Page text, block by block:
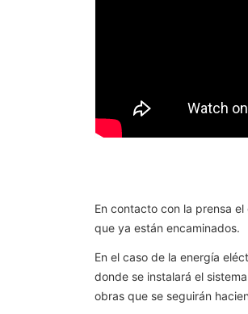
En contacto con la prensa
que ya están encaminados.
En el caso de la energía
donde se instalará el
obras que se seguirán